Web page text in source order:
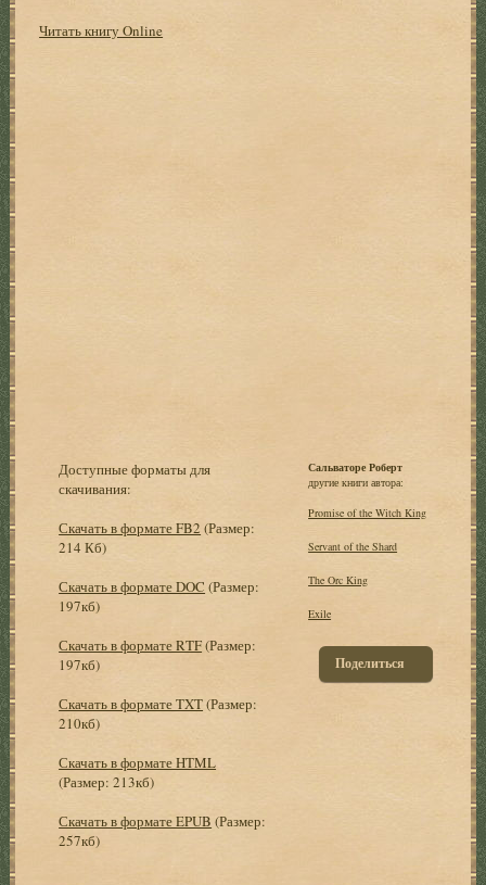
Читать книгу Online
Доступные форматы для
скачивания:
Скачать в формате FB2 (Размер:
214 Кб)
Скачать в формате DOC (Размер:
197кб)
Скачать в формате RTF(Размер:
197кб)
Скачать в формате TXT(Размер:
210кб)
Скачать в формате HTML
(Размер: 213кб)
Скачать в формате EPUB (Размер:
257кб)
Сальваторе Роберт
другие книги автора:
Promise of the Witch King
Servant of the Shard
The Orc King
Exile
Поделиться